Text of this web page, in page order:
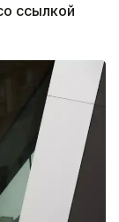
ссылкой